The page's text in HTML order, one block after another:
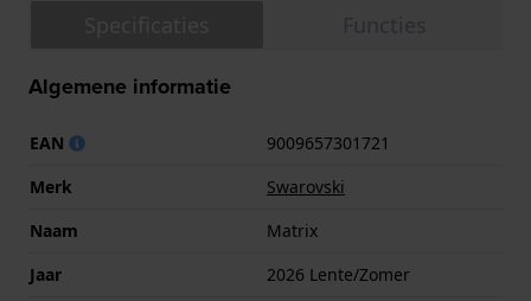
Algemene informatie
EAN
9009657301721
Merk
Swarovski
Naam
Matrix
Jaar
2026 Lente/Zomer